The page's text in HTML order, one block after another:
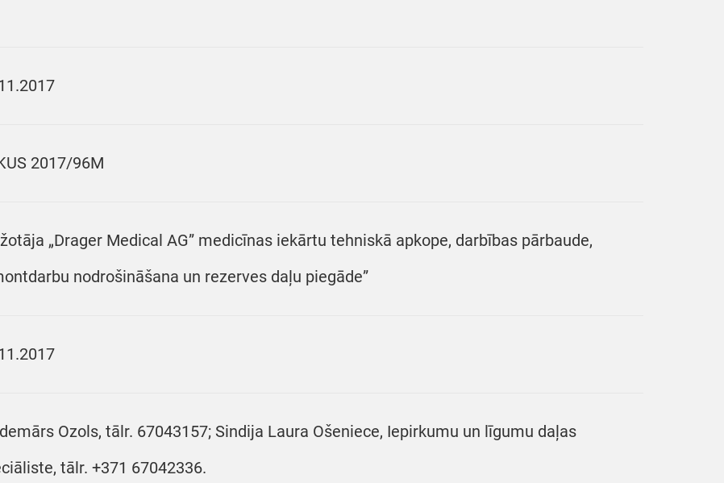
2017/96M
„Drager Medical AG” medicīnas iekārtu tehniskā apkope, darbības pārbaude,
nodrošināšana un rezerves daļu piegāde”
Ozols, tālr. 67043157; Sindija Laura Ošeniece, Iepirkumu un līgumu daļas
tālr. +371 67042336.